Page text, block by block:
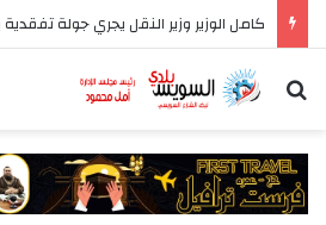
كامل الوزير وزير النقل يجري جولة
بحث عن